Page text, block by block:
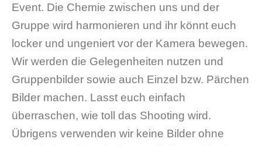
Event. Die Chemie zwischen uns und der
Gruppe wird harmonieren und ihr könnt euch
locker und ungeniert vor der Kamera bewegen.
Wir werden die Gelegenheiten nutzen und
Gruppenbilder sowie auch Einzel bzw. Pärchen
Bilder machen. Lasst euch einfach
überraschen, wie toll das Shooting wird.
Übrigens verwenden wir keine Bilder ohne